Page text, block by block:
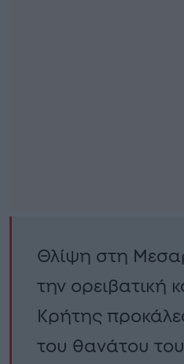
Θλίψη στη
την ορειβατική
Κρήτης
του θανάτου